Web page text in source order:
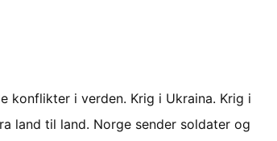
konflikter i verden. Krig i Ukraina. Krig i
land til land. Norge sender soldater og